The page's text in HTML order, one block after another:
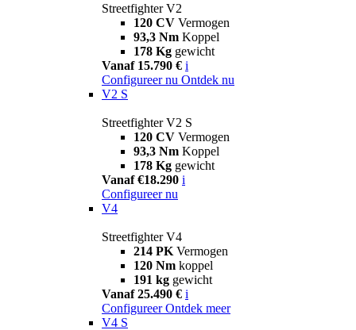
Streetfighter V2
120 CV Vermogen
93,3 Nm Koppel
178 Kg gewicht
Vanaf 15.790 € i
Configureer nu Ontdek nu
V2 S
Streetfighter V2 S
120 CV Vermogen
93,3 Nm Koppel
178 Kg gewicht
Vanaf €18.290 i
Configureer nu
V4
Streetfighter V4
214 PK Vermogen
120 Nm koppel
191 kg gewicht
Vanaf 25.490 € i
Configureer Ontdek meer
V4 S